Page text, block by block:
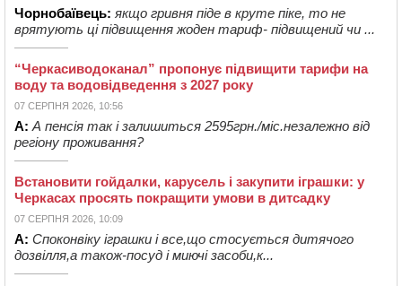
Чорнобаївець: якщо гривня піде в круте піке, то не
врятують ці підвищення жоден тариф- підвищений чи ...
“Черкасиводоканал” пропонує підвищити тарифи на
воду та водовідведення з 2027 року
07 СЕРПНЯ 2026, 10:56
А: А пенсія так і залишиться 2595грн./міс.незалежно від
регіону проживання?
Встановити гойдалки, карусель і закупити іграшки: у
Черкасах просять покращити умови в дитсадку
07 СЕРПНЯ 2026, 10:09
А: Споконвіку іграшки і все,що стосується дитячого
дозвілля,а також-посуд і миючі засоби,к...